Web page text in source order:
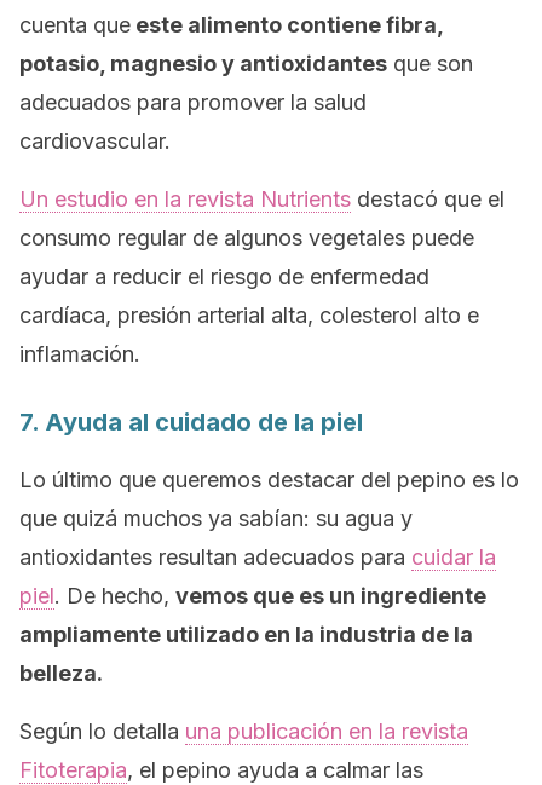
cuenta que este alimento contiene fibra,
potasio, magnesio y antioxidantes que son
adecuados para promover la salud
cardiovascular.
Un estudio en la revista Nutrients destacó que el
consumo regular de algunos vegetales puede
ayudar a reducir el riesgo de enfermedad
cardíaca, presión arterial alta, colesterol alto e
inflamación.
7. Ayuda al cuidado de la piel
Lo último que queremos destacar del pepino es lo
que quizá muchos ya sabían: su agua y
antioxidantes resultan adecuados para cuidar la
piel. De hecho, vemos que es un ingrediente
ampliamente utilizado en la industria de la
belleza.
Según lo detalla una publicación en la revista
Fitoterapia, el pepino ayuda a calmar las